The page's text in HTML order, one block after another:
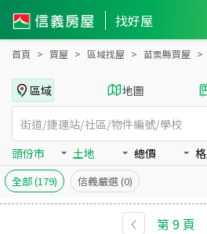
找好屋
苗栗縣頭份市買房：
首頁 買屋 區域找屋 苗栗縣買屋
區域 地圖
頭份市 土地 總價
全部(179) 信義嚴選 (0)
第 9頁
苗栗縣頭份市買房：土地物件出售、